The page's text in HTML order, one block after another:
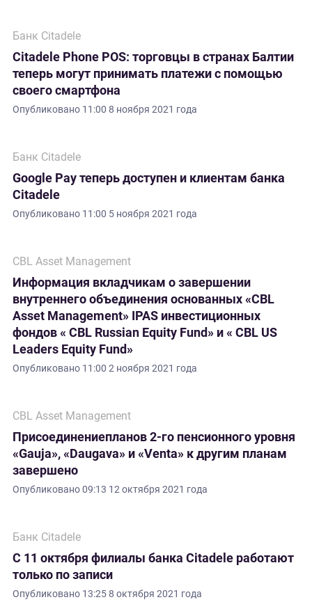
Банк Citadele
Citadele Phone POS: торговцы в странах Балтии
теперь могут принимать платежи с помощью
своего смартфона
Опубликовано 11:00 8 ноября 2021 года
Банк Citadele
Google Pay теперь доступен и клиентам банка
Citadele
Опубликовано 11:00 5 ноября 2021 года
CBL Asset Management
Информация вкладчикам о завершении
внутреннего объединения основанных «CBL
Asset Management» IPAS инвестиционных
фондов « CBL Russian Equity Fund» и « CBL US
Leaders Equity Fund»
Опубликовано 11:00 2 ноября 2021 года
CBL Asset Management
Присоединениепланов 2-го пенсионного уровня
«Gauja», «Daugava» и «Venta» к другим планам
завершено
Опубликовано09:13 12 октября 2021 года
Банк Citadele
С 11 октября филиалы банка Citadele работают
только по записи
Опубликовано 13:25 8 октября 2021 года